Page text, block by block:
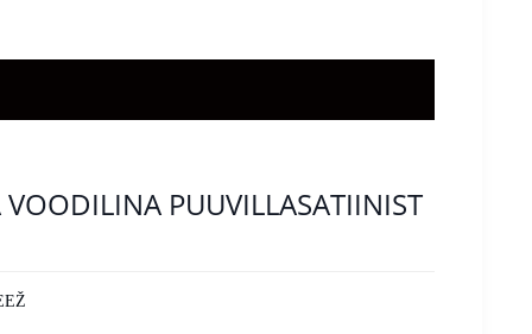
PUUVILLASATIINIST